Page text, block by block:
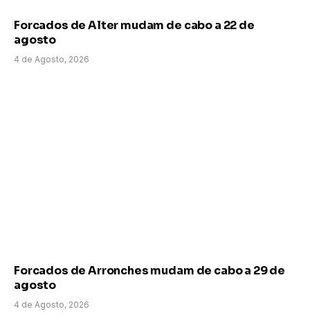
Forcados de Alter mudam de cabo a 22 de
agosto
4 de Agosto, 2026
Forcados de Arronches mudam de cabo a 29 de
agosto
4 de Agosto, 2026